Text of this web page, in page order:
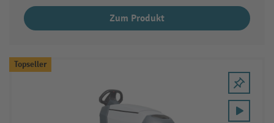
Zum Produkt
Topseller